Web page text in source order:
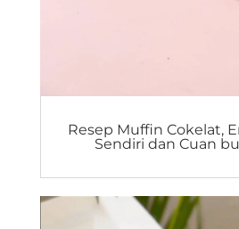
Resep Muffin Cokelat,
Sendiri dan Cuan